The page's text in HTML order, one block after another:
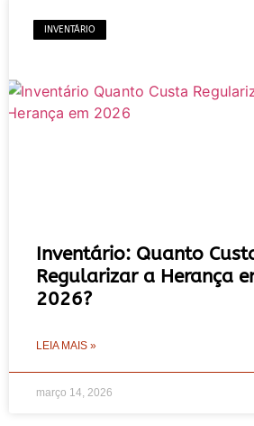
INVENTÁRIO
Inventário: Quanto
Regularizar a Herança
2026?
LEIA MAIS »
março 14, 2026